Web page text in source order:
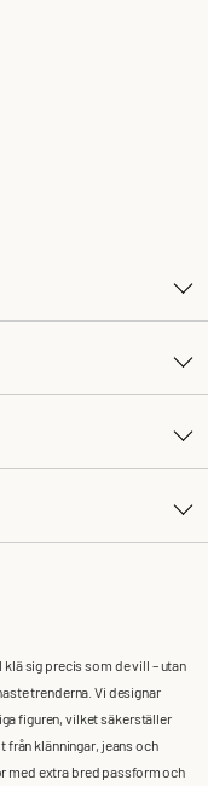
sig precis som de vill – utan
trenderna. Vi designar
figuren, vilket säkerställer
från klänningar, jeans och
med extra bred passform och